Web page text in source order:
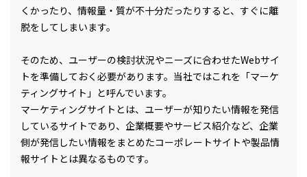
くかったり、情報量・質が不十分だったりすると、すぐに離
脱をしてしまいます。
そのため、ユーザーの検討状況やニーズに合わせたWebサイ
トを準備しておく必要があります。当社ではこれを「マーケ
ティングサイト」と呼んでいます。
マーケティングサイトとは、ユーザーが知りたい情報を発信
しているサイトであり、企業概要やサービス紹介など、企業
側が発信したい情報をまとめたコーポレートサイトや製品情
報サイトとは異なるものです。